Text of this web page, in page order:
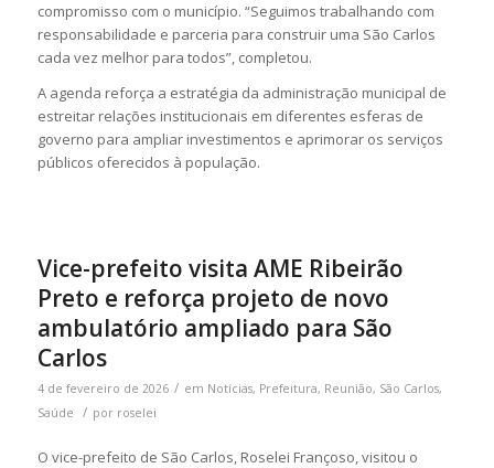
compromisso com o município. “Seguimos trabalhando com
responsabilidade e parceria para construir uma São Carlos
cada vez melhor para todos”, completou.
A agenda reforça a estratégia da administração municipal de
estreitar relações institucionais em diferentes esferas de
governo para ampliar investimentos e aprimorar os serviços
públicos oferecidos à população.
Vice-prefeito visita AME Ribeirão
Preto e reforça projeto de novo
ambulatório ampliado para São
Carlos
4 de fevereiro de 2026 / em Notícias, Prefeitura, Reunião, São Carlos,
Saúde
/ por roselei
O vice-prefeito de São Carlos, Roselei Françoso, visitou o